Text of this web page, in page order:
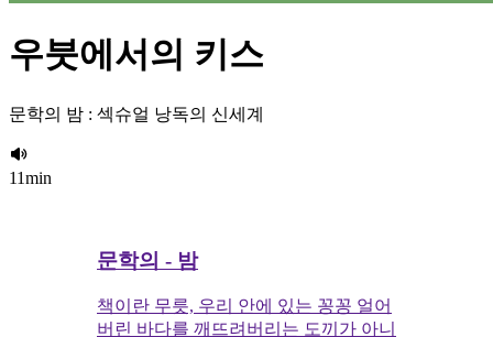
우붓에서의 키스
문학의 밤 : 섹슈얼 낭독의 신세계
11min
문학의 - 밤
책이란 무릇, 우리 안에 있는 꽁꽁 얼어
버린 바다를 깨뜨려버리는 도끼가 아니